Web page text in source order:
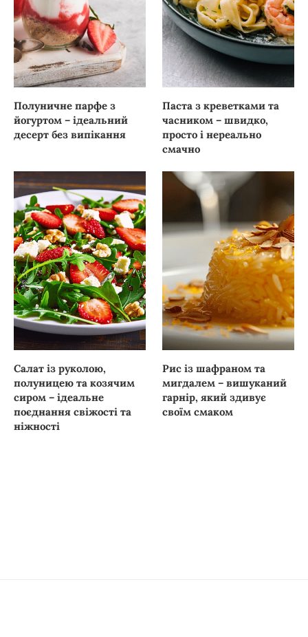
Полуничне парфе з
йогуртом – ідеальний
десерт без випікання
Паста з креветками та
часником – швидко,
просто і нереально
смачно
Салат із руколою,
полуницею та козячим
сиром – ідеальне
поєднання свіжості та
ніжності
Рис із шафраном та
мигдалем – вишуканий
гарнір, який здивує
своїм смаком